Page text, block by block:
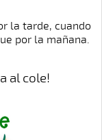
la tarde, cuando
por la mañana.
al cole!